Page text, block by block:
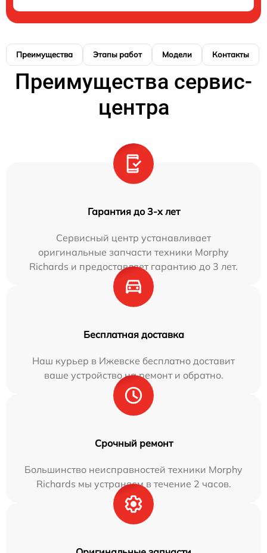
Преимущества Этапы работ Модели Контакты
Преимущества сервис-
центра
Гарантия до 3-х лет
Сервисный центр устанавливает
оригинальные запчасти техники Morphy
Richards и предоставляет гарантию до 3 лет.
Бесплатная доставка
Наш курьер в Ижевске бесплатно доставит
ваше устройство на ремонт и обратно.
Срочный ремонт
Большинство неисправностей техники Morphy
Richards мы устраняем в течение 2 часов.